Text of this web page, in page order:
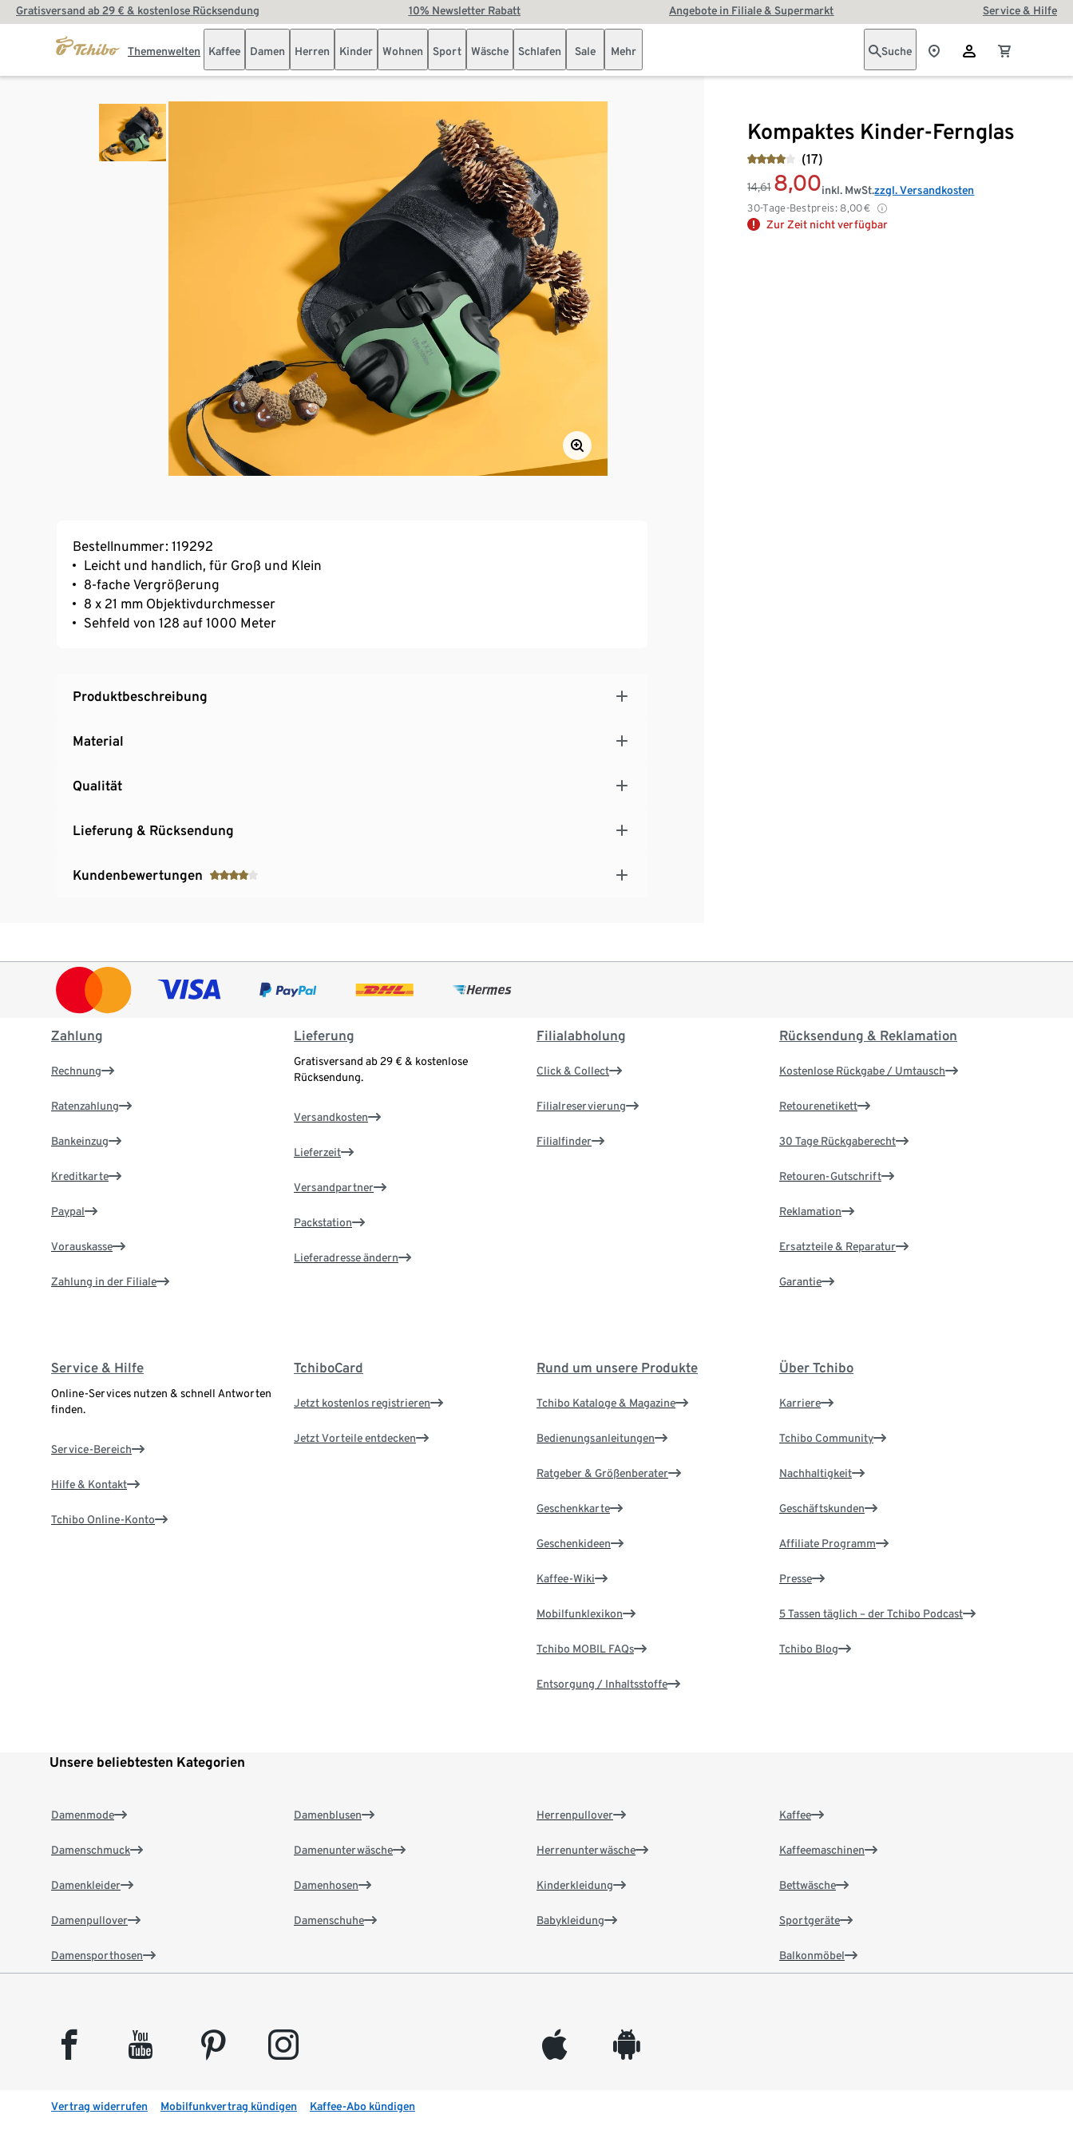
Gratisversand ab 29 € & kostenlose Rücksendung 10% Newsletter Rabatt Angebote in Filiale & Supermarkt Service & Hilfe
Themenwelten Kaffee Damen Herren Kinder Wohnen Sport Wäsche Schlafen Sale Mehr Suche
Kompaktes Kinder-Fernglas
(17)
14,61 8,00
30-Tage-Bestpreis: 8,00€
inkl. MwSt.zzgl. Versandkosten
Zur Zeit nicht verfügbar
Bestellnummer: 119292
Leicht und handlich, für Groß und Klein
8-fache Vergrößerung
8 x 21 mm Objektivdurchmesser
Sehfeld von 128 auf 1000 Meter
Produktbeschreibung
Material
Qualität
Lieferung & Rücksendung
Kundenbewertungen
Zahlung
Rechnung
Ratenzahlung
Bankeinzug
Kreditkarte
Paypal
Vorauskasse
Zahlung in der Filiale
Lieferung
Gratisversand ab 29 € & kostenlose
Rücksendung.
Versandkosten
Lieferzeit
Versandpartner
Packstation
Lieferadresse ändern
Filialabholung
Click & Collect
Filialreservierung
Filialfinder
Rücksendung & Reklamation
Kostenlose Rückgabe / Umtausch
Retourenetikett
30 Tage Rückgaberecht
Retouren-Gutschrift
Reklamation
Ersatzteile & Reparatur
Garantie
Service & Hilfe
Online-Services nutzen & schnell Antworten
finden.
Service-Bereich
Hilfe & Kontakt
Tchibo Online-Konto
TchiboCard
Jetzt kostenlos registrieren
Jetzt Vorteile entdecken
Rund um unsere Produkte
Tchibo Kataloge & Magazine
Bedienungsanleitungen
Ratgeber & Größenberater
Geschenkkarte
Geschenkideen
Kaffee-Wiki
Mobilfunklexikon
Tchibo MOBIL FAQs
Entsorgung / Inhaltsstoffe
Über Tchibo
Karriere
Tchibo Community
Nachhaltigkeit
Geschäftskunden
Affiliate Programm
Presse
5 Tassen täglich – der Tchibo Podcast
Tchibo Blog
Unsere beliebtesten Kategorien
Damenmode
Damenschmuck
Damenkleider
Damenpullover
Damensporthosen
Damenblusen
Damenunterwäsche
Damenhosen
Damenschuhe
Herrenpullover
Herrenunterwäsche
Kinderkleidung
Babykleidung
Kaffee
Kaffeemaschinen
Bettwäsche
Sportgeräte
Balkonmöbel
facebook youtube pinterest instagram appleinc android
Vertrag widerrufen Mobilfunkvertrag kündigen Kaffee-Abo kündigen